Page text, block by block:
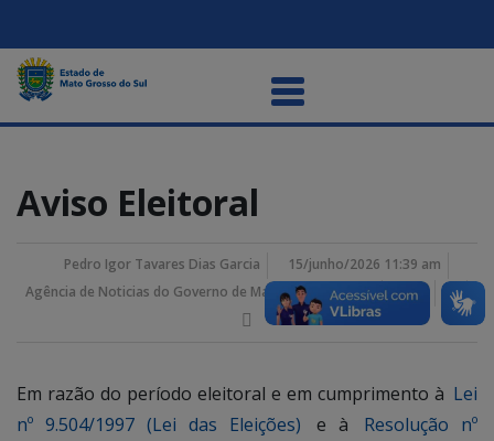
Aviso Eleitoral
Pedro Igor Tavares Dias Garcia
15/junho/2026 11:39 am
Agência de Noticias do Governo de Mato Grosso do Sul
Em razão do período eleitoral e em cumprimento à Lei
nº 9.504/1997 (Lei das Eleições)
e à
Resolução nº